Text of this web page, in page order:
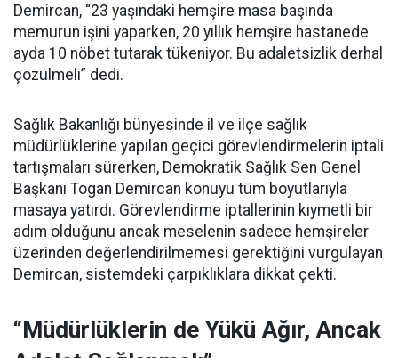
Demircan, “23 yaşındaki hemşire masa başında
memurun işini yaparken, 20 yıllık hemşire hastanede
ayda 10 nöbet tutarak tükeniyor. Bu adaletsizlik derhal
çözülmeli” dedi.
Sağlık Bakanlığı bünyesinde il ve ilçe sağlık
müdürlüklerine yapılan geçici görevlendirmelerin iptali
tartışmaları sürerken, Demokratik Sağlık Sen Genel
Başkanı Togan Demircan konuyu tüm boyutlarıyla
masaya yatırdı. Görevlendirme iptallerinin kıymetli bir
adım olduğunu ancak meselenin sadece hemşireler
üzerinden değerlendirilmemesi gerektiğini vurgulayan
Demircan, sistemdeki çarpıklıklara dikkat çekti.
“Müdürlüklerin de Yükü Ağır, Ancak